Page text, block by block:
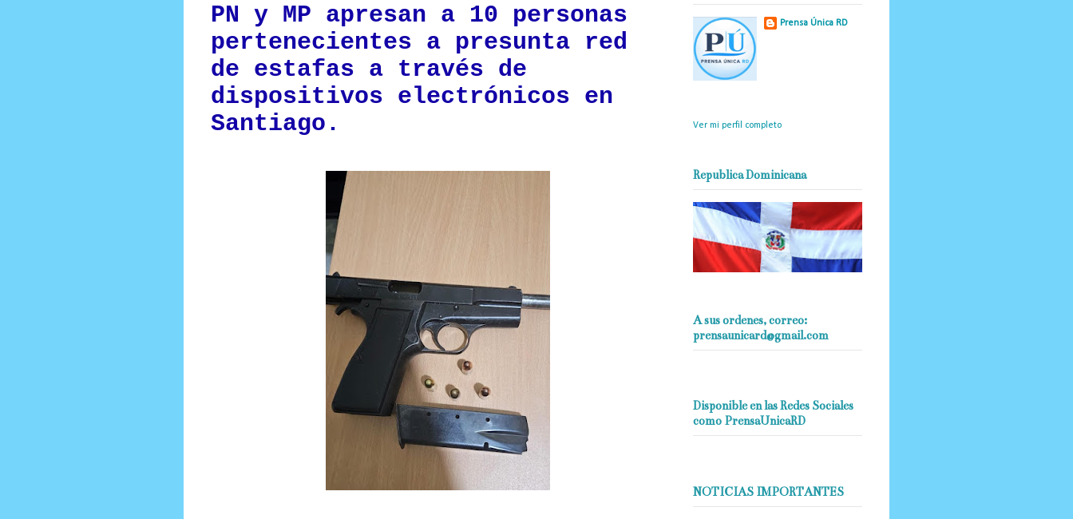
PN y MP apresan a 10 personas
pertenecientes a presunta red
de estafas a través de
dispositivos electrónicos en
Santiago.
Prensa Única RD
Ver mi perfil completo
Republica Dominicana
A sus ordenes, correo:
prensaunicard@gmail.com
Disponible en las Redes Sociales
como PrensaUnicaRD
NOTICIAS IMPORTANTES